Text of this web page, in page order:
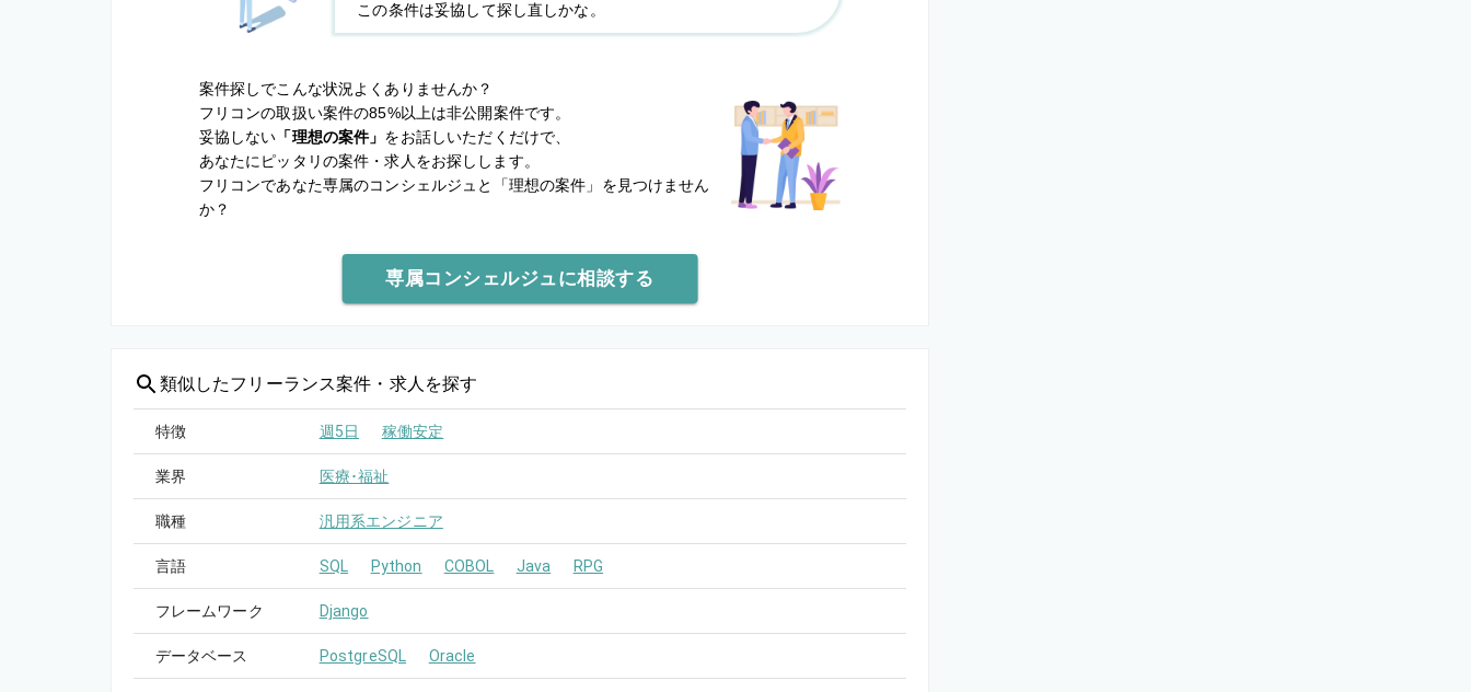
この条件は妥協して探し直しかな。
案件探しでこんな状況よくありませんか？
フリコンの取扱い案件の85%以上は非公開案件です。
妥協しない 「理想の案件」 をお話しいただくだけで、
あなたにピッタリの案件・求人をお探しします。
フリコンであなた専属のコンシェルジュと
「理想の案件」を見つけません
か？
専属コンシェルジュに相談する
類似したフリーランス案件・求人を探す
特徴 週5日 稼働安定
業界 医療･福祉
職種 汎用系エンジニア
言語 SQL Python COBOL Java RPG
フレームワーク Django
データベース PostgreSQL Oracle